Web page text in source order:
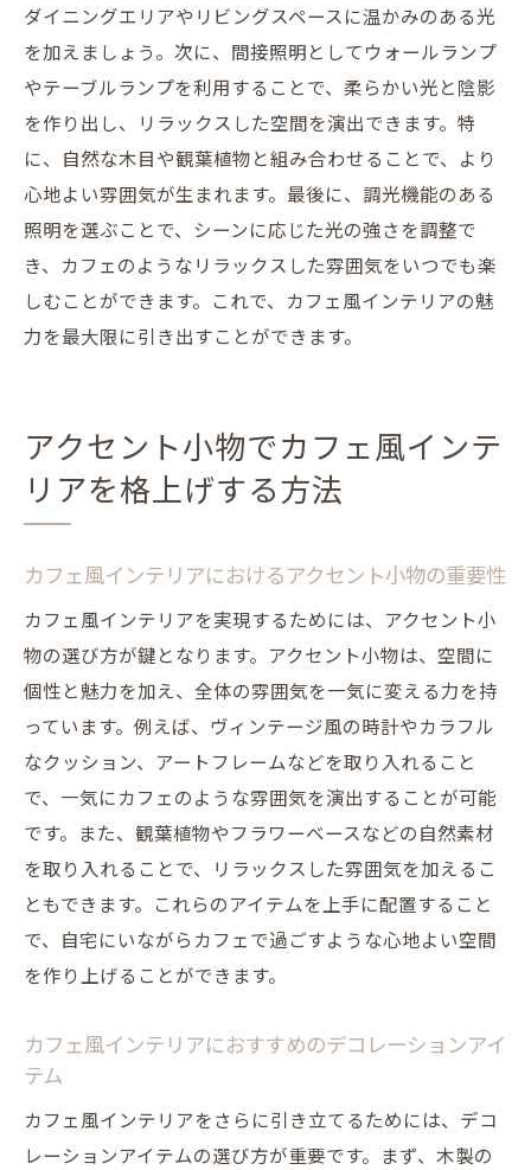
ダイニングエリアやリビングスペースに温かみのある光
を加えましょう。次に、間接照明としてウォールランプ
やテーブルランプを利用することで、柔らかい光と陰影
を作り出し、リラックスした空間を演出できます。特
に、自然な木目や観葉植物と組み合わせることで、より
心地よい雰囲気が生まれます。最後に、調光機能のある
照明を選ぶことで、シーンに応じた光の強さを調整で
き、カフェのようなリラックスした雰囲気をいつでも楽
しむことができます。これで、カフェ風インテリアの魅
力を最大限に引き出すことができます。
アクセント小物でカフェ風インテ
リアを格上げする方法
カフェ風インテリアにおけるアクセント小物の重要性
カフェ風インテリアを実現するためには、アクセント小
物の選び方が鍵となります。アクセント小物は、空間に
個性と魅力を加え、全体の雰囲気を一気に変える力を持
っています。例えば、ヴィンテージ風の時計やカラフル
なクッション、アートフレームなどを取り入れること
で、一気にカフェのような雰囲気を演出することが可能
です。また、観葉植物やフラワーベースなどの自然素材
を取り入れることで、リラックスした雰囲気を加えるこ
ともできます。これらのアイテムを上手に配置すること
で、自宅にいながらカフェで過ごすような心地よい空間
を作り上げることができます。
カフェ風インテリアにおすすめのデコレーションアイ
テム
カフェ風インテリアをさらに引き立てるためには、デコ
レーションアイテムの選び方が重要です。まず、木製の